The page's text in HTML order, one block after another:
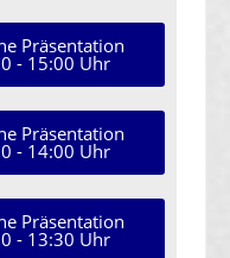
Präsentation
- 15:00 Uhr
Präsentation
- 14:00 Uhr
Präsentation
- 13:30 Uhr